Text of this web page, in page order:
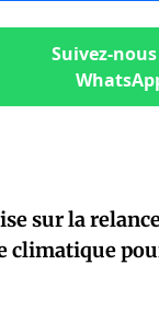
Suivez-
sur la
climatique